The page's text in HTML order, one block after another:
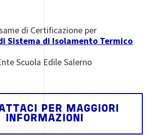
di Certificazione per
Sistema di Isolamento Termico
Scuola Edile Salerno
PER MAGGIORI
INFORMAZIONI